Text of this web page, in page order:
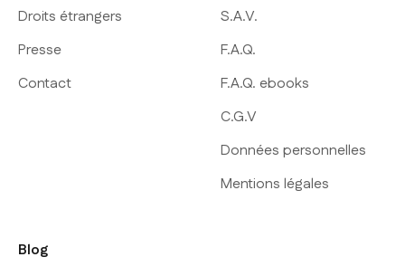
Droits étrangers
Presse
Contact
S.A.V.
F.A.Q.
F.A.Q. ebooks
C.G.V
Données personnelles
Mentions légales
Blog